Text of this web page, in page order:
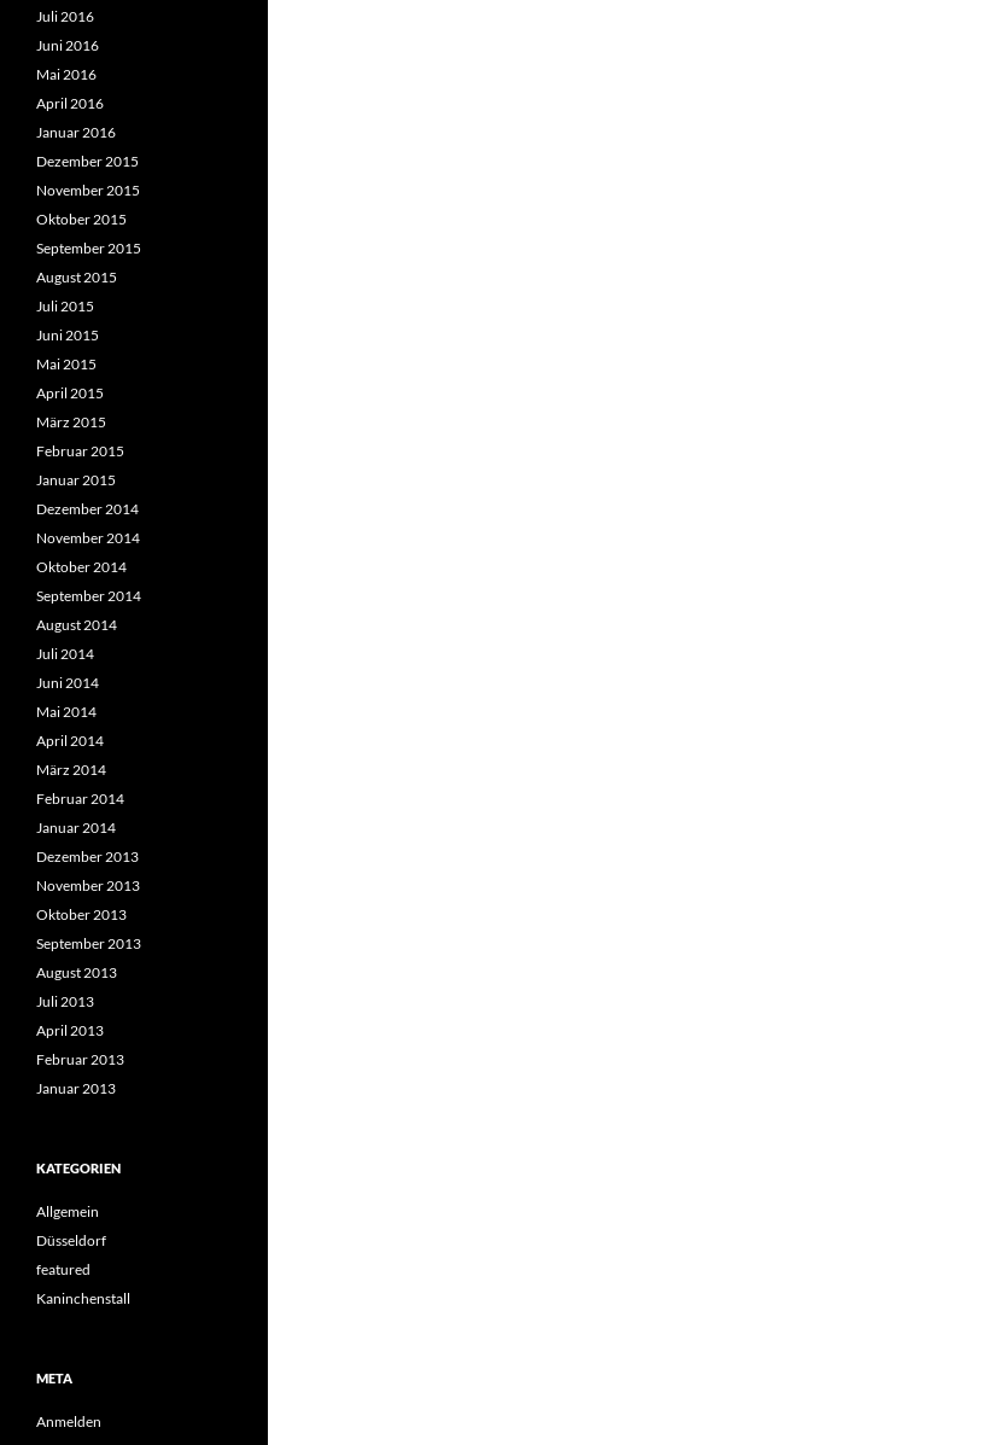
Juli 2016
Juni 2016
Mai 2016
April 2016
Januar 2016
Dezember 2015
November 2015
Oktober 2015
September 2015
August 2015
Juli 2015
Juni 2015
Mai 2015
April 2015
März 2015
Februar 2015
Januar 2015
Dezember 2014
November 2014
Oktober 2014
September 2014
August 2014
Juli 2014
Juni 2014
Mai 2014
April 2014
März 2014
Februar 2014
Januar 2014
Dezember 2013
November 2013
Oktober 2013
September 2013
August 2013
Juli 2013
April 2013
Februar 2013
Januar 2013
KATEGORIEN
Allgemein
Düsseldorf
featured
Kaninchenstall
META
Anmelden